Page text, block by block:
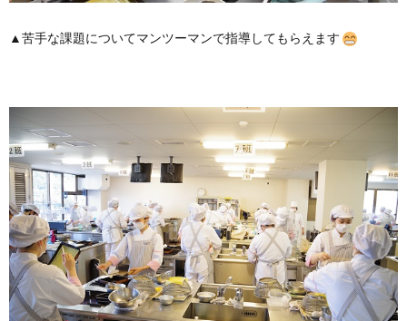
▲苦手な課題についてマンツーマンで指導してもらえます